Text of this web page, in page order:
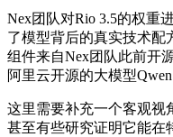
Nex团队对Rio 3.5的权重
了模型背后的真实技术配
组件来自Nex团队此前开
阿里云开源的大模型Qwen
这里需要补充一个客观视
甚至有些研究证明它能在